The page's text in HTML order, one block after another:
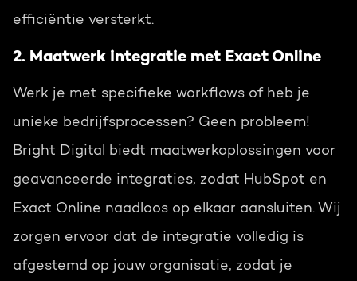
efficiëntie versterkt.
2. Maatwerk integratie met Exact Online
Werk je met specifieke workflows of heb je
unieke bedrijfsprocessen? Geen probleem!
Bright Digital biedt maatwerkoplossingen voor
geavanceerde integraties, zodat HubSpot en
Exact Online naadloos op elkaar aansluiten. Wij
zorgen ervoor dat de integratie volledig is
afgestemd op jouw organisatie, zodat je